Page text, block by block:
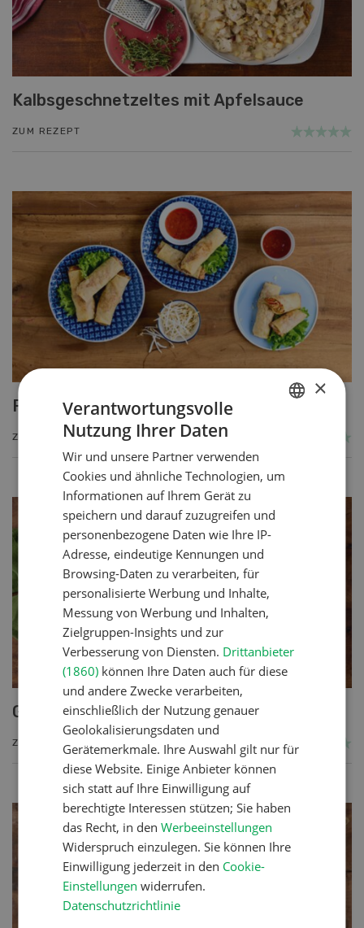
Kalbsgeschnetzeltes mit Apfelsauce
ZUM REZEPT
Frühlingsrollen
ZUM REZEPT
Getreide-Gemüseauflauf
ZUM REZEPT
×
Verantwortungsvolle
Nutzung Ihrer Daten
Wir und unsere Partner verwenden
Cookies und ähnliche Technologien, um
Informationen auf Ihrem Gerät zu
speichern und darauf zuzugreifen und
personenbezogene Daten wie Ihre IP-
Adresse, eindeutige Kennungen und
Browsing-Daten zu verarbeiten, für
personalisierte Werbung und Inhalte,
Messung von Werbung und Inhalten,
Zielgruppen-Insights und zur
Verbesserung von Diensten. Drittanbieter
(1860) können Ihre Daten auch für diese
und andere Zwecke verarbeiten,
einschließlich der Nutzung genauer
Geolokalisierungsdaten und
Gerätemerkmale. Ihre Auswahl gilt nur für
diese Website. Einige Anbieter können
sich statt auf Ihre Einwilligung auf
berechtigte Interessen stützen; Sie haben
das Recht, in denWerbeeinstellungen
Widerspruch einzulegen. Sie können Ihre
Einwilligung jederzeit in den Cookie-
Einstellungen widerrufen.
Datenschutzrichtlinie